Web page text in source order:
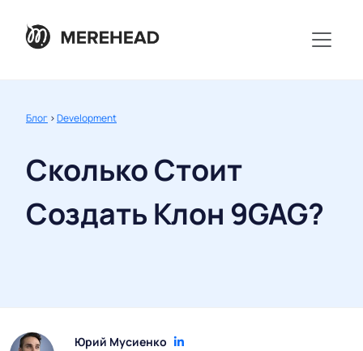
Блог >Development
Сколько Стоит
Создать Клон 9GAG?
Юрий Мусиенко